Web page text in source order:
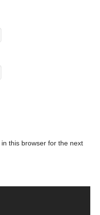
this browser for the next